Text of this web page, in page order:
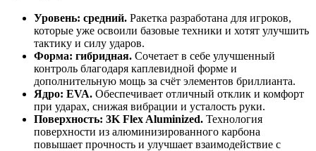
Уровень: средний. Ракетка разработана для игроков,
которые уже освоили базовые техники и хотят улучшить
тактику и силу ударов.
Форма: гибридная. Сочетает в себе улучшенный
контроль благодаря каплевидной форме и
дополнительную мощь за счёт элементов бриллианта.
Ядро: EVA. Обеспечивает отличный отклик и комфорт
при ударах, снижая вибрации и усталость руки.
Поверхность: 3K Flex Aluminized. Технология
поверхности из алюминизированного карбона
повышает прочность и улучшает взаимодействие с